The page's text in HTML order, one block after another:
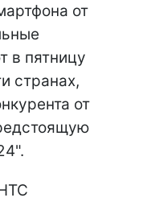
от
в пятницу
странах,
от